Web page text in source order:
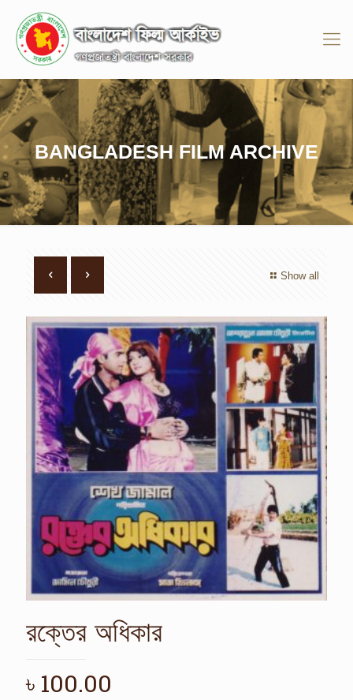
BANGLADESH FILM ARCHIVE
Show all
রক্তের অধিকার
৳ 100.00